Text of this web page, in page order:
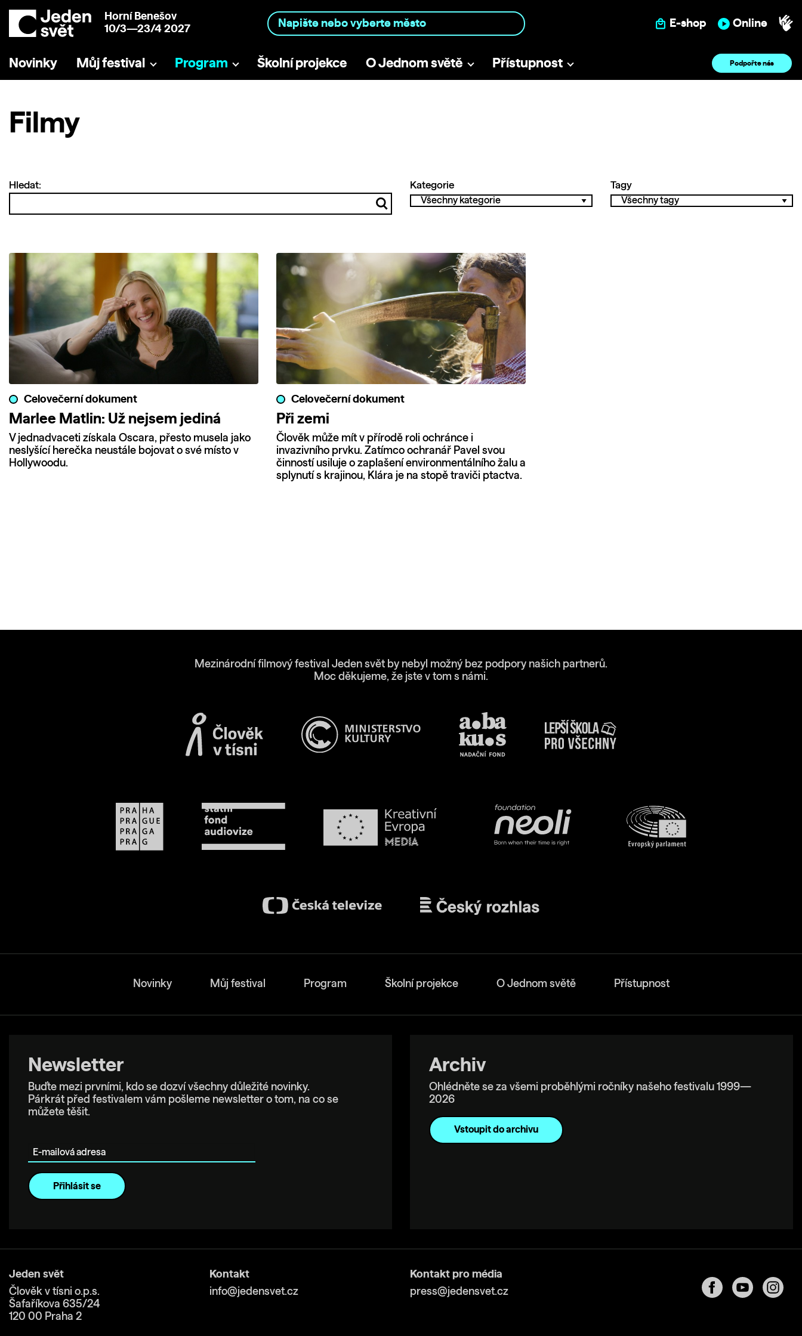
Horní Benešov
10/3—23/4 2027
E-shop Online
Novinky Můj festival Program Školní projekce O Jednom světě Přístupnost Podpořte nás
Filmy
Hledat: Kategorie Tagy
Celovečerní dokument
Marlee Matlin: Už nejsem jediná
V jednadvaceti získala Oscara, přesto musela jako
neslyšící herečka neustále bojovat o své místo v
Hollywoodu.
Celovečerní dokument
Při zemi
Člověk může mít v přírodě roli ochránce i
invazivního prvku. Zatímco ochranář Pavel svou
činností usiluje o zaplašení environmentálního žalu a
splynutí s krajinou, Klára je na stopě traviči ptactva.
Mezinárodní filmový festival Jeden svět by nebyl možný bez podpory našich partnerů.
Moc děkujeme, že jste v tom s námi.
Novinky Můj festival Program Školní projekce O Jednom světě Přístupnost
Newsletter
Buďte mezi prvními, kdo se dozví všechny důležité novinky.
Párkrát před festivalem vám pošleme newsletter o tom, na co se
můžete těšit.
Archiv
Ohlédněte se za všemi proběhlými ročníky našeho festivalu 1999—
2026
Vstoupit do archivu
Jeden svět
Člověk v tísni o.p.s.
Šafaříkova 635/24
120 00 Praha 2
Kontakt
info@jedensvet.cz
Kontakt pro média
press@jedensvet.cz